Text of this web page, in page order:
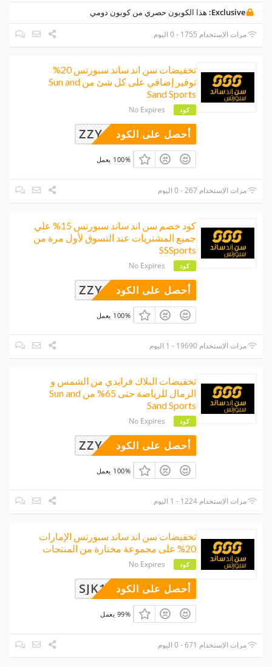
Exclusive: هذا الكوبون حصري من كوبون دومي
مرات الإستخدام 1755 - 0 اليوم
تخفيضات سن اند ساند سبورتس 20%
توفير إضافي على كل شئ من Sun and
Sand Sports
كود No Expires
ZZY63أحصل على الكود
100% يعمل
مرات الإستخدام 267 - 0 اليوم
كود خصم سن اند ساند سبورتس 15% علي
جميع المشتريات عند التسوق لأول مرة من
SSSports
كود No Expires
ZZY63أحصل على الكود
100% يعمل
مرات الإستخدام 19690 - 1 اليوم
تخفيضات البلاك فرايدي من الشمس و
الرمال للرياضة حتى 65% من Sun and
Sand Sports
كود No Expires
ZZY63أحصل على الكود
100% يعمل
مرات الإستخدام 1224 - 1 اليوم
تخفيضات سن اند ساند سبورتس الإمارات
20% على مجموعة مختارة من المنتجات
كود No Expires
SJK16 أحصل على الكود
99% يعمل
مرات الإستخدام 671 - 0 اليوم